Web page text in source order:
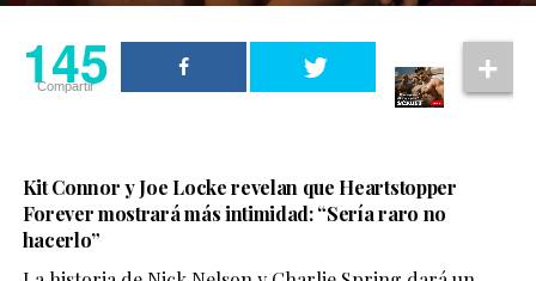
145
Compartir
Kit Connor y Joe Locke revelan que Heartstopper
Forever mostrará más intimidad: “Sería raro no
hacerlo”